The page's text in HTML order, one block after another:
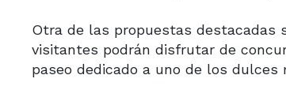
Otra de las propuestas destacadas
visitantes podrán disfrutar de
paseo dedicado a uno de los